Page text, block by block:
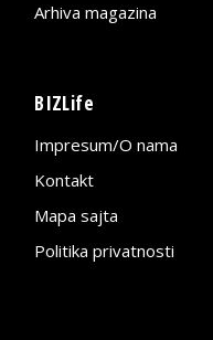
Arhiva magazina
BIZLife
Impresum/O nama
Kontakt
Mapa sajta
Politika privatnosti